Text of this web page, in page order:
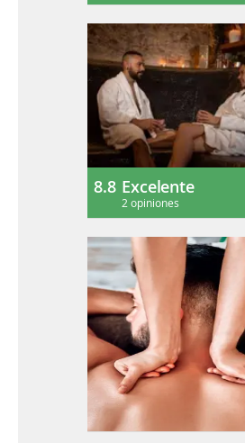
8.8 Excelente
2 opiniones